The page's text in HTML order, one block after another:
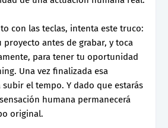
con las teclas, intenta este truco:
proyecto antes de grabar, y toca
para tener tu oportunidad
Una vez finalizada esa
subir el tempo. Y dado que estarás
humana permanecerá
original.